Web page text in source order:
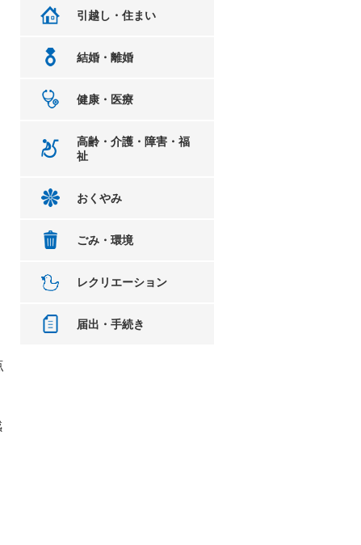
引越し・住まい
結婚・離婚
健康・医療
高齢・介護・障害・福
祉
おくやみ
ごみ・環境
レクリエーション
届出・手続き